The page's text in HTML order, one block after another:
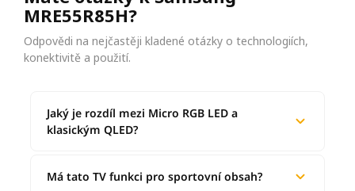
MRE55R85H?
Odpovědi na nejčastěji kladené otázky o technologiích,
konektivitě a použití.
Jaký je rozdíl mezi Micro RGB LED a
klasickým QLED?
Má tato TV funkci pro sportovní obsah?